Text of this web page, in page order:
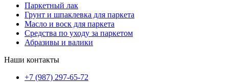
Паркетный лак
Грунт и шпаклевка для паркета
Масло и воск для паркета
Средства по уходу за паркетом
Абразивы и валики
Наши контакты
+7 (987) 297-65-72